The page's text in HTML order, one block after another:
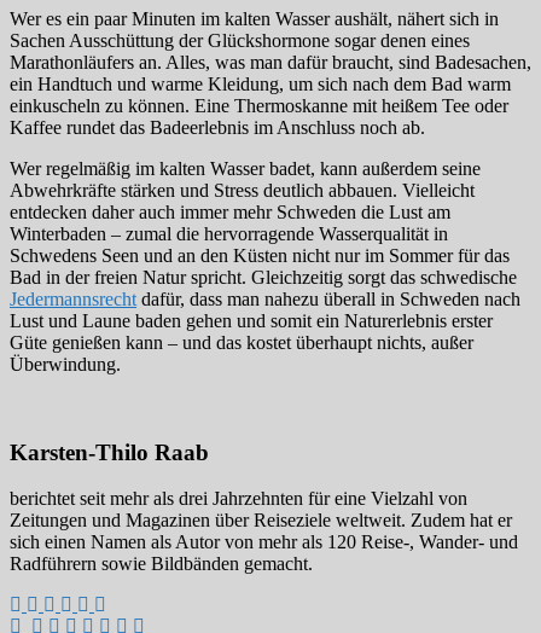
Wer es ein paar Minuten im kalten Wasser aushält, nähert sich in
Sachen Ausschüttung der Glückshormone sogar denen eines
Marathonläufers an. Alles, was man dafür braucht, sind Badesachen,
ein Handtuch und warme Kleidung, um sich nach dem Bad warm
einkuscheln zu können. Eine Thermoskanne mit heißem Tee oder
Kaffee rundet das Badeerlebnis im Anschluss noch ab.
Wer regelmäßig im kalten Wasser badet, kann außerdem seine
Abwehrkräfte stärken und Stress deutlich abbauen. Vielleicht
entdecken daher auch immer mehr Schweden die Lust am
Winterbaden – zumal die hervorragende Wasserqualität in
Schwedens Seen und an den Küsten nicht nur im Sommer für das
Bad in der freien Natur spricht. Gleichzeitig sorgt das schwedische
Jedermannsrecht dafür, dass man nahezu überall in Schweden nach
Lust und Laune baden gehen und somit ein Naturerlebnis erster
Güte genießen kann – und das kostet überhaupt nichts, außer
Überwindung.
Karsten-Thilo Raab
berichtet seit mehr als drei Jahrzehnten für eine Vielzahl von
Zeitungen und Magazinen über Reiseziele weltweit. Zudem hat er
sich einen Namen als Autor von mehr als 120 Reise-, Wander- und
Radführern sowie Bildbänden gemacht.